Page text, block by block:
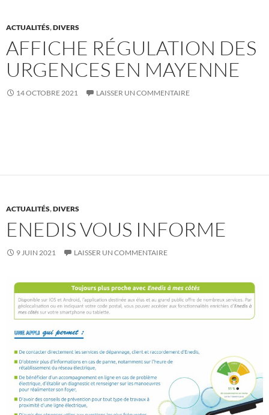
ACTUALITÉS,DIVERS
AFFICHE RÉGULATION DES
URGENCES EN MAYENNE
14 OCTOBRE 2021 LAISSER UN COMMENTAIRE
ACTUALITÉS,DIVERS
ENEDIS VOUS INFORME
9 JUIN 2021 LAISSER UN COMMENTAIRE